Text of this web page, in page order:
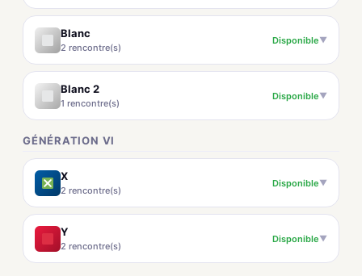
Blanc
2 rencontre(s)
Disponible▼
Blanc 2
1 rencontre(s)
Disponible▼
GÉNÉRATION VI
X
2 rencontre(s)
Disponible▼
Y
2 rencontre(s)
Disponible▼